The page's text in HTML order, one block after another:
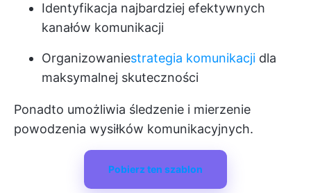
Identyfikacja najbardziej efektywnych
kanałów komunikacji
Organizowaniestrategia komunikacji dla
maksymalnej skuteczności
Ponadto umożliwia śledzenie i mierzenie
powodzenia wysiłków komunikacyjnych.
Pobierz ten szablon